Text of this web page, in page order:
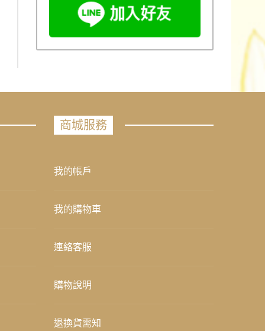
商城服務
我的帳戶
我的購物車
連絡客服
購物說明
退換貨需知